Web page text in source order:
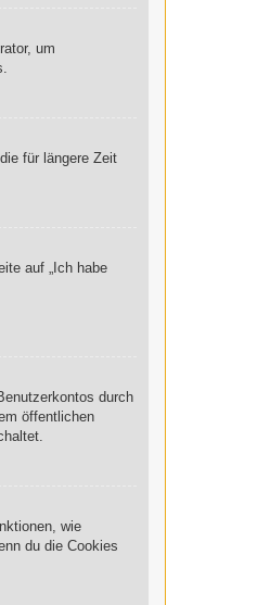
um
für längere Zeit
auf „Ich habe
durch
öffentlichen
wie
du die Cookies